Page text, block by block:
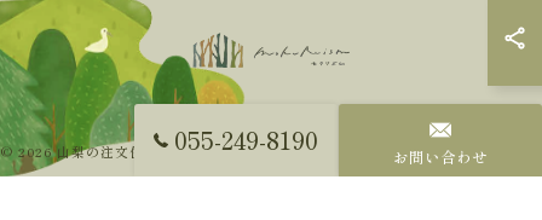
055-249-8190 お問い合わせ
© 2026 山梨の注文住宅ならMokureismモクリズム ALL RIGHTS RESERVED.